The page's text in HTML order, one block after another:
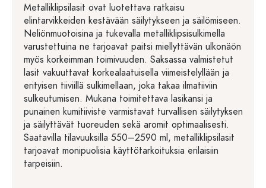
Metalliklipsilasit ovat luotettava ratkaisu
elintarvikkeiden kestävään säilytykseen ja säilömiseen.
Neliönmuotoisina ja tukevalla metalliklipsisulkimella
varustettuina ne tarjoavat paitsi miellyttävän ulkonäön
myös korkeimman toimivuuden. Saksassa valmistetut
lasit vakuuttavat korkealaatuisella viimeistelyllään ja
erityisen tiiviillä sulkimellaan, joka takaa ilmatiiviin
sulkeutumisen. Mukana toimitettava lasikansi ja
punainen kumitiiviste varmistavat turvallisen säilytyksen
ja säilyttävät tuoreuden sekä aromit optimaalisesti.
Saatavilla tilavuuksilla 550–2590 ml, metalliklipsilasit
tarjoavat monipuolisia käyttötarkoituksia erilaisiin
tarpeisiin.